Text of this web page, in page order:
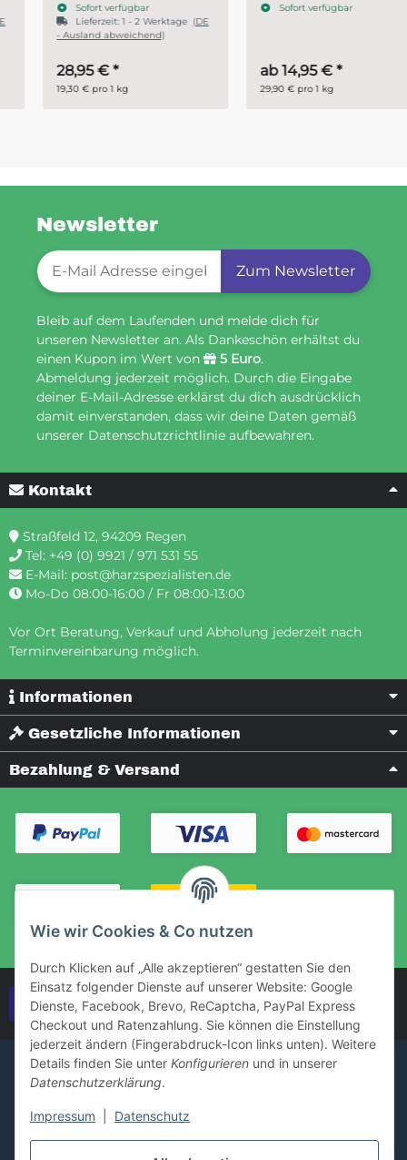
Wie wir Cookies & Co nutzen
Durch Klicken auf „Alle akzeptieren“ gestatten Sie den
Einsatz folgender Dienste auf unserer Website: Google
Dienste, Facebook, Brevo, ReCaptcha, PayPal Express
Checkout und Ratenzahlung. Sie können die Einstellung
jederzeit ändern (Fingerabdruck-Icon links unten). Weitere
Details finden Sie unter Konfigurieren und in unserer
Datenschutzerklärung.
Impressum Datenschutz
Sofort verfügbar
Lieferzeit:1 - 2 Werktage(DE
- Ausland abweichend)
28,95 €*
19,30 € pro 1 kg
Sofort verfügbar
14,95 €*
29,90 € pro 1 kg
Newsletter
Newsletter-Registrierung
Zum Newsletter
Bleib auf dem Laufenden und melde dich für
unseren Newsletter an. Als Dankeschön erhältst du
einen Kupon im Wert von
5 Euro.
Abmeldung jederzeit möglich. Durch die Eingabe
deiner E-Mail-Adresse erklärst du dich ausdrücklich
damit einverstanden, dass wir deine Daten gemäß
unserer Datenschutzrichtlinie aufbewahren.
Kontakt
Straßfeld 12, 94209 Regen
Tel: +49 (0) 9921 / 971 531 55
E-Mail: post@harzspezialisten.de
Mo-Do 08:00-16:00 / Fr 08:00-13:00
Vor Ort Beratung, Verkauf und Abholung jederzeit nach
Terminvereinbarung möglich.
Informationen
Gesetzliche Informationen
Bezahlung & Versand
Vertrag widerrufen